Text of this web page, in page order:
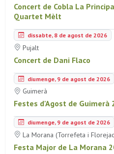
Concert de Cobla La
Quartet Mèlt
dissabte, 8 de agost de 2026
Pujalt
Concert de Dani Flaco
diumenge, 9 de agost de 2026
Guimerà
Festes d'Agost de Guimerà
diumenge, 9 de agost de 2026
La Morana (Torrefeta i
Festa Major de La Morana